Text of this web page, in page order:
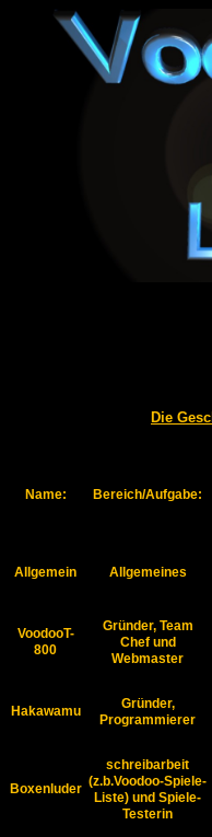
Die
Name: Bereich/Aufgabe:
Allgemein Allgemeines
VoodooT-
800
Gründer, Team
Chef und
Webmaster
Hakawamu
Gründer,
Programmierer
Boxenluder
schreibarbeit
(z.b.Voodoo-Spiele-
Liste) und Spiele-
Testerin